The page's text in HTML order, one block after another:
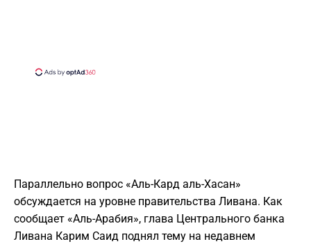
Параллельно вопрос «Аль-Кард аль-Хасан»
обсуждается на уровне правительства Ливана. Как
сообщает «Аль-Арабия», глава Центрального банка
Ливана Карим Саид поднял тему на недавнем